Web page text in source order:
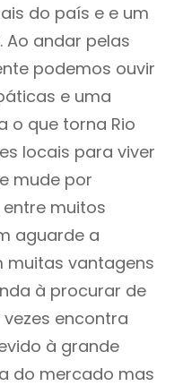
do país e e um
Ao andar pelas
podemos ouvir
e uma
o que torna Rio
locais para viver
mude por
muitos
aguarde a
muitas vantagens
à procurar de
encontra
à grande
do mercado mas